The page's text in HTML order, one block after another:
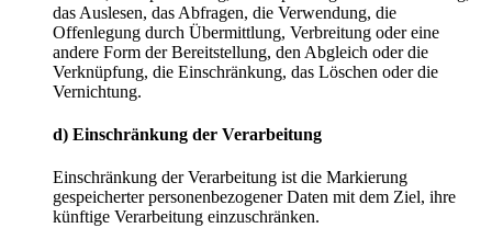
das Auslesen, das Abfragen, die Verwendung, die
Offenlegung durch Übermittlung, Verbreitung oder eine
andere Form der Bereitstellung, den Abgleich oder die
Verknüpfung, die Einschränkung, das Löschen oder die
Vernichtung.
d) Einschränkung der Verarbeitung
Einschränkung der Verarbeitung ist die Markierung
gespeicherter personenbezogener Daten mit dem Ziel, ihre
künftige Verarbeitung einzuschränken.